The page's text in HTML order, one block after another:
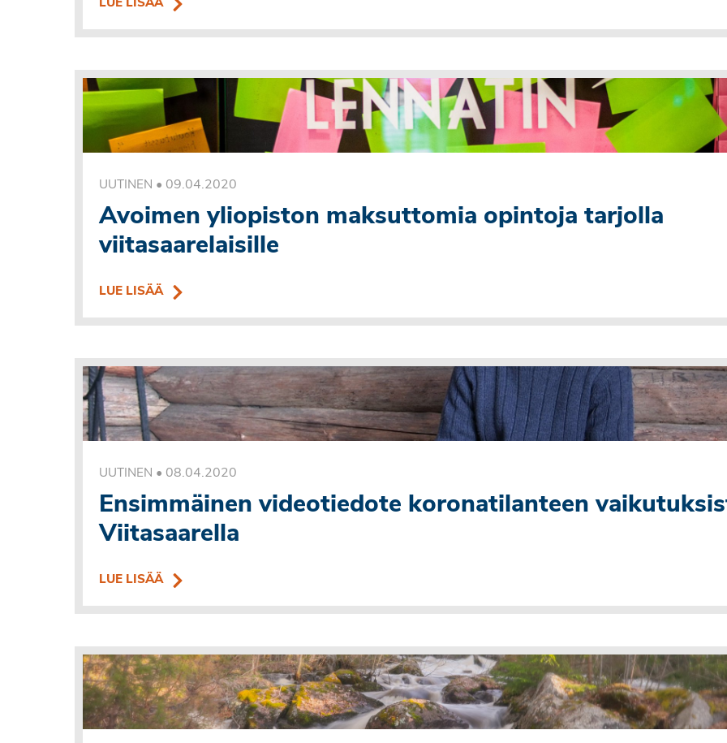
LUE LISÄÄ
UUTINEN • 09.04.2020
Avoimen yliopiston maksuttomia opintoja tarjolla
viitasaarelaisille
LUE LISÄÄ
UUTINEN • 08.04.2020
Ensimmäinen videotiedote koronatilanteen
Viitasaarella
LUE LISÄÄ